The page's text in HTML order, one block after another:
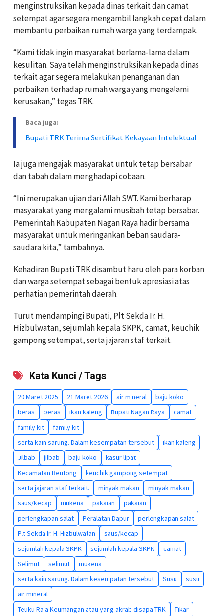
menginstruksikan kepada dinas terkait dan camat
setempat agar segera mengambil langkah cepat dalam
membantu perbaikan rumah warga yang terdampak.
“Kami tidak ingin masyarakat berlama-lama dalam
kesulitan. Saya telah menginstruksikan kepada dinas
terkait agar segera melakukan penanganan dan
perbaikan terhadap rumah warga yang mengalami
kerusakan,” tegas TRK.
Baca juga:
Bupati TRK Terima Sertifikat Kekayaan Intelektual
Ia juga mengajak masyarakat untuk tetap bersabar
dan tabah dalam menghadapi cobaan.
“Ini merupakan ujian dari Allah SWT. Kami berharap
masyarakat yang mengalami musibah tetap bersabar.
Pemerintah Kabupaten Nagan Raya hadir bersama
masyarakat untuk meringankan beban saudara-
saudara kita,” tambahnya.
Kehadiran Bupati TRK disambut haru oleh para korban
dan warga setempat sebagai bentuk apresiasi atas
perhatian pemerintah daerah.
Turut mendampingi Bupati, Plt Sekda Ir. H.
Hizbulwatan, sejumlah kepala SKPK, camat, keuchik
gampong setempat, serta jajaran staf terkait.
Kata Kunci / Tags
20 Maret 2025 21 Maret 2026 air mineral
baju koko
beras
beras ikan kaleng Bupati Nagan Raya
camat
family kit
family kit
serta kain sarung. Dalam kesempatan tersebut
ikan kaleng
Jilbab
jilbab baju koko
kasur lipat
Kecamatan Beutong
keuchik gampong setempat
serta jajaran staf terkait.
minyak makan
minyak makan
saus/kecap
mukena pakaian
pakaian
perlengkapan salat
Peralatan Dapur
perlengkapan salat
Plt Sekda Ir. H. Hizbulwatan
saus/kecap
sejumlah kepala SKPK
sejumlah kepala SKPK
camat
Selimut
selimut
mukena
serta kain sarung. Dalam kesempatan tersebut
Susu
susu
air mineral
Teuku Raja Keumangan atau yang akrab disapa TRK
Tikar